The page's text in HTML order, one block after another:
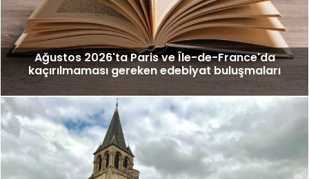
Ağustos 2026'ta Paris ve Île-de-France'da
kaçırılmaması gereken edebiyat buluşmaları